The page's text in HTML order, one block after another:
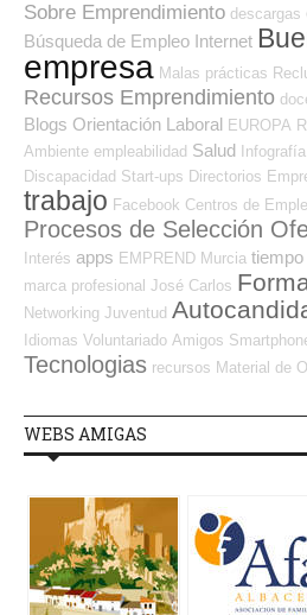
Sobre Emprendimiento descargas
Búsqueda de Empleo Internet
empresa Malas prácticas
Recursos Emprendimiento
Blogs Orientación Laboral EUROPA
Ambiente empleabilidad Salud Infografía
Discapacidad Start-ups Directorios
trabajo Facebook Centros de
Procesos de Selección
Interés apps EMPREND Murcia tiempo
marca profesional José Carlos
Networking Juventud
Idiomas Voluntariado Amigos
Tecnologias recursos Material de
WEBS AMIGAS